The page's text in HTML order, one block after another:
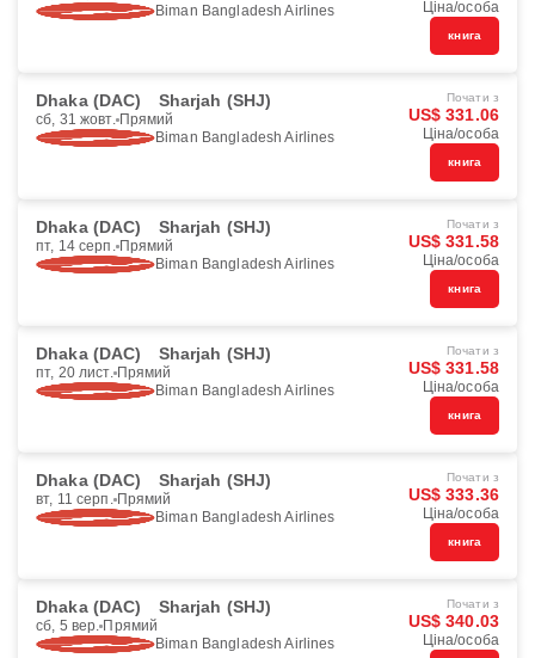
Biman Bangladesh Airlines
Ціна/особа
книга
Dhaka (DAC) Sharjah (SHJ)
сб, 31 жовт. Прямий
Biman Bangladesh Airlines
Почати з
US$ 331.06
Ціна/особа
книга
Dhaka (DAC) Sharjah (SHJ)
пт, 14 серп. Прямий
Biman Bangladesh Airlines
Почати з
US$ 331.58
Ціна/особа
книга
Dhaka (DAC) Sharjah (SHJ)
пт, 20 лист. Прямий
Biman Bangladesh Airlines
Почати з
US$ 331.58
Ціна/особа
книга
Dhaka (DAC) Sharjah (SHJ)
вт, 11 серп. Прямий
Biman Bangladesh Airlines
Почати з
US$ 333.36
Ціна/особа
книга
Dhaka (DAC) Sharjah (SHJ)
сб, 5 вер. Прямий
Biman Bangladesh Airlines
Почати з
US$ 340.03
Ціна/особа